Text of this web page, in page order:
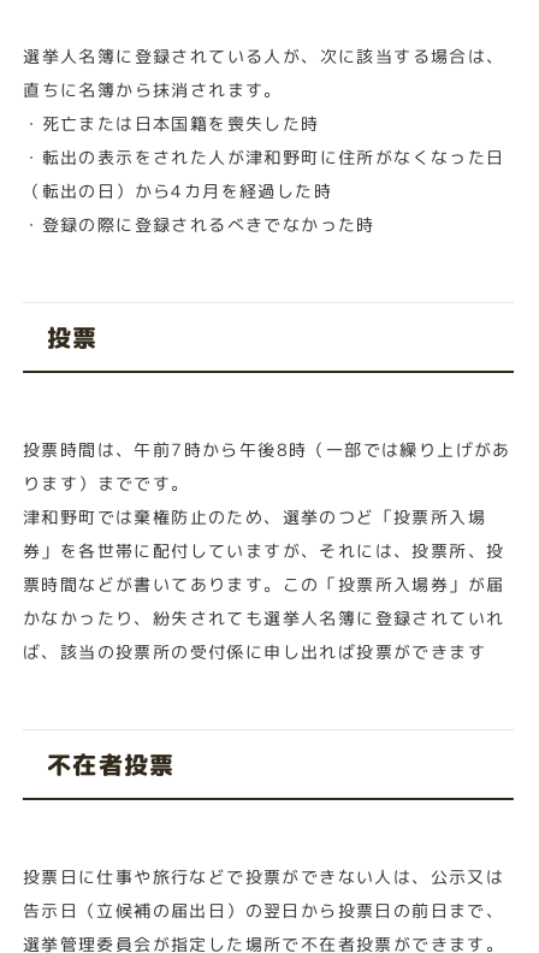
選挙人名簿に登録されている人が、次に該当する場合は、
直ちに名簿から抹消されます。
・死亡または日本国籍を喪失した時
・転出の表示をされた人が津和野町に住所がなくなった日
（転出の日）から4カ月を経過した時
・登録の際に登録されるべきでなかった時
投票
投票時間は、午前7時から午後8時（一部では繰り上げがあ
ります）までです。
津和野町では棄権防止のため、選挙のつど「投票所入場
券」を各世帯に配付していますが、それには、投票所、投
票時間などが書いてあります。この「投票所入場券」が届
かなかったり、紛失されても選挙人名簿に登録されていれ
ば、該当の投票所の受付係に申し出れば投票ができます
不在者投票
投票日に仕事や旅行などで投票ができない人は、公示又は
告示日（立候補の届出日）の翌日から投票日の前日まで、
選挙管理委員会が指定した場所で不在者投票ができます。